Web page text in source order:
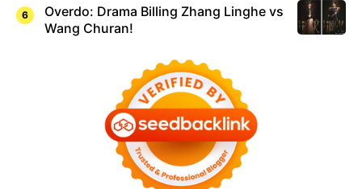
Overdo: Drama Billing Zhang Linghe vs
Wang Churan!